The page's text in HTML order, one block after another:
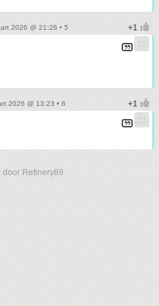
2026 @ 21:26 • 5
2026 @ 13:23 • 6
Refinery89